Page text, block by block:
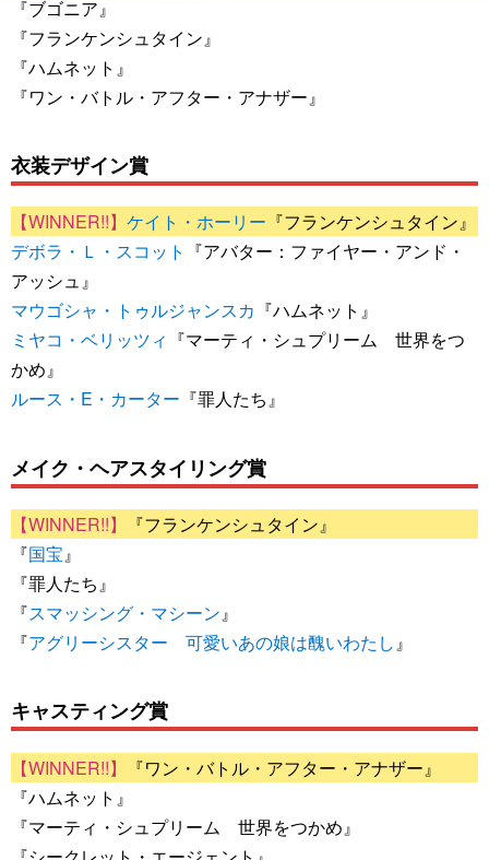
『ブゴニア』
『フランケンシュタイン』
『ハムネット』
『ワン・バトル・アフター・アナザー』
衣装デザイン賞
ケイト・ホーリー 『フランケンシュタイン』
デボラ・Ｌ・スコット 『アバター：ファイヤー・アンド・
アッシュ』
マウゴシャ・トゥルジャンスカ 『ハムネット』
ミヤコ・ベリッツィ 『マーティ・シュプリーム 世界をつ
かめ』
ルース・E・カーター 『罪人たち』
メイク・ヘアスタイリング賞
『フランケンシュタイン』
『国宝』
『罪人たち』
『スマッシング・マシーン』
『アグリーシスター 可愛いあの娘は醜いわたし』
キャスティング賞
『ワン・バトル・アフター・アナザー』
『ハムネット』
『マーティ・シュプリーム 世界をつかめ』